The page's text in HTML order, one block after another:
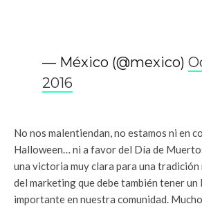
— México (@mexico)
2016
No nos malentiendan, no estamos ni en
Halloween… ni a favor del Día de
una victoria muy clara para una tradición
del marketing que debe también tener un
importante en nuestra comunidad.